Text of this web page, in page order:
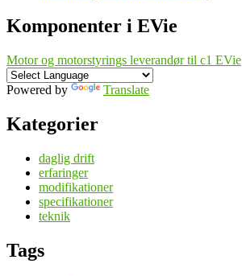
Komponenter i EVie
Motor og motorstyrings leverandør til c1 EVie
Powered by Translate
Kategorier
daglig drift
erfaringer
modifikationer
specifikationer
teknik
Tags